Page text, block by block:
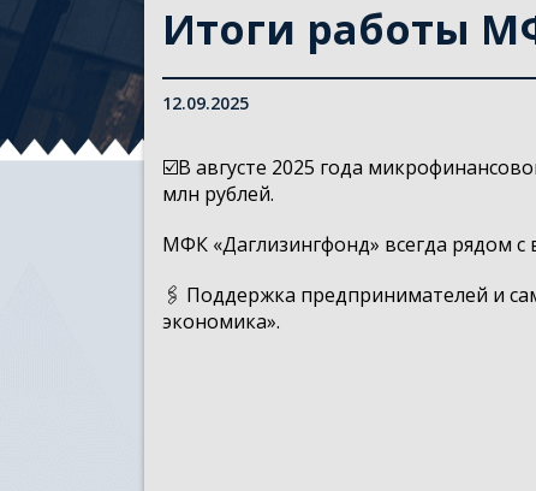
Итоги работы
12.09.2025
☑️В августе 2025 года
млн рублей.
МФК «Даглизингфонд» всегда рядом с
🖇 Поддержка предпринимателей и
экономика».